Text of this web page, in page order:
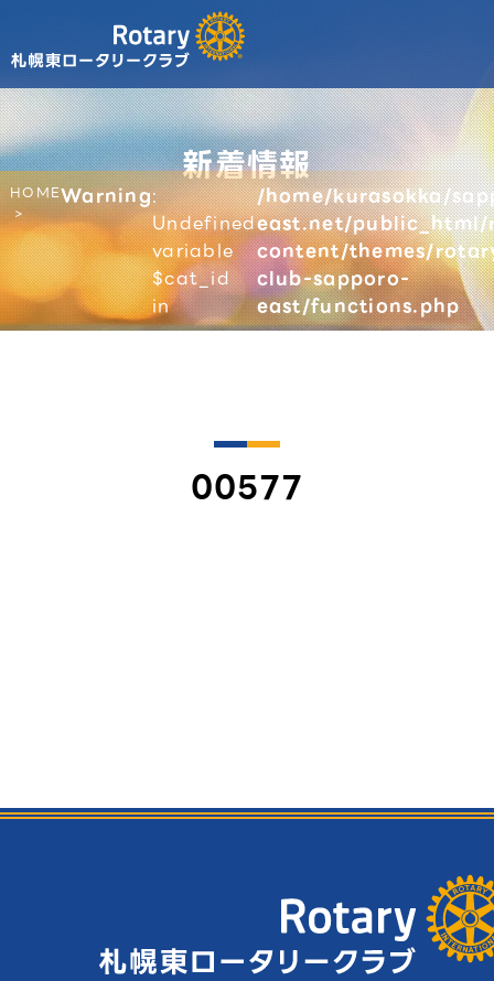
新着情報
HOMEWarning:
Undefined
variable
$cat_id
in
/home/kurasokka/
east.net/
content/themes/
club-sapporo-
east/functions.php
00577